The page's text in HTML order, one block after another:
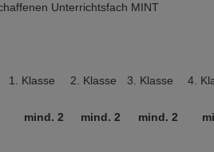
Unterrichtsfach MINT
1. Klasse 2. Klasse 3. Klasse
4.
mind. 2 mind. 2 mind. 2